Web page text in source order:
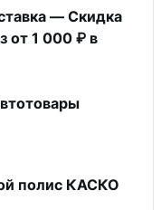
— Скидка
от 1 000 ₽ в
полис КАСКО